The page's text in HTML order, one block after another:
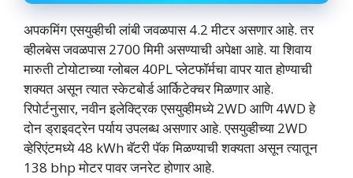
अपकमिंग एसयुव्हीची लांबी जवळपास 4.2 मीटर असणार आहे. तर
व्हीलबेस जवळपास 2700 मिमी असण्याची अपेक्षा आहे. या शिवाय
मारुती टोयोटाच्या ग्लोबल 40PL प्लेटफॉर्मचा वापर यात होण्याची
शक्यत असून त्यात स्केटबोर्ड आर्किटेक्चर मिळणार आहे.
रिपोर्टनुसार, नवीन इलेक्ट्रिक एसयुव्हीमध्ये 2WD आणि 4WD हे
दोन ड्राइवट्रेन पर्याय उपलब्ध असणार आहे. एसयुव्हीच्या 2WD
व्हेरिएंटमध्ये 48 kWh बॅटरी पॅक मिळण्याची शक्यता असून त्यातून
138 bhp मोटर पावर जनरेट होणार आहे.